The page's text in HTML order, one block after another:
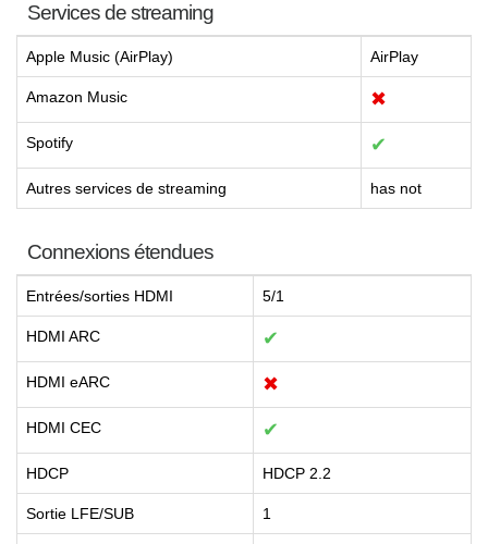
Services de streaming
Apple Music (AirPlay) AirPlay
Amazon Music ✖
Spotify ✔
Autres services de streaming has not
Connexions étendues
Entrées/sorties HDMI 5/1
HDMI ARC ✔
HDMI eARC ✖
HDMI CEC ✔
HDCP HDCP 2.2
Sortie LFE/SUB 1